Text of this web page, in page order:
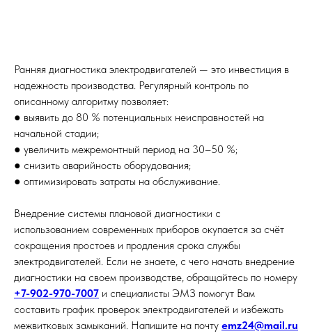
Ранняя диагностика электродвигателей — это инвестиция в
надежность производства. Регулярный контроль по
описанному алгоритму позволяет:
● выявить до 80 % потенциальных неисправностей на
начальной стадии;
● увеличить межремонтный период на 30–50 %;
● снизить аварийность оборудования;
● оптимизировать затраты на обслуживание.
Внедрение системы плановой диагностики с
использованием современных приборов окупается за счёт
сокращения простоев и продления срока службы
электродвигателей. Если не знаете, с чего начать внедрение
диагностики на своем производстве, обращайтесь по номеру
+7-902-970-7007 и специалисты ЭМЗ помогут Вам
составить график проверок электродвигателей и избежать
межвитковых замыканий. Напишите на почту emz24@mail.ru